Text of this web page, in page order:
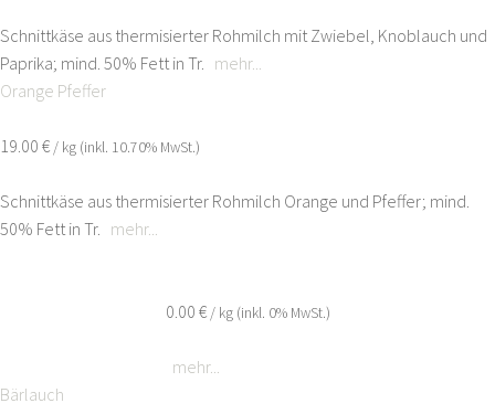
Schnittkäse aus thermisierter Rohmilch mit Zwiebel, Knoblauch und
Paprika; mind. 50% Fett in Tr. mehr...
Orange Pfeffer
19.00 € / kg (inkl. 10.70% MwSt.)
Schnittkäse aus thermisierter Rohmilch Orange und Pfeffer; mind.
50% Fett in Tr. mehr...
0.00 € / kg (inkl. 0% MwSt.)
mehr...
Bärlauch